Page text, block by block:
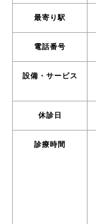
最寄り駅
電話番号
設備・サービス
休診日
診療時間